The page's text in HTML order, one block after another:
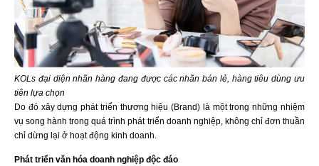
KOLs đại diện nhãn hàng đang được các nhãn bán lẻ, hàng tiêu dùng ưu
tiên lựa chọn
Do đó xây dựng phát triển thương hiệu (Brand) là một trong những nhiệm
vụ song hành trong quá trình phát triển doanh nghiệp, không chỉ đơn thuần
chỉ dừng lại ở hoạt động kinh doanh.
Phát triển văn hóa doanh nghiệp độc đáo